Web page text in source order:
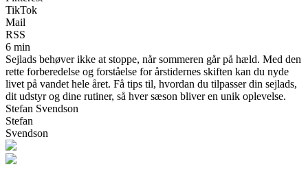
TikTok
Mail
RSS
6 min
Sejlads behøver ikke at stoppe, når sommeren går på hæld. Med den
rette forberedelse og forståelse for årstidernes skiften kan du nyde
livet på vandet hele året. Få tips til, hvordan du tilpasser din sejlads,
dit udstyr og dine rutiner, så hver sæson bliver en unik oplevelse.
Stefan Svendson
Stefan
Svendson